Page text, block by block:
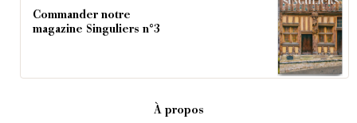
Commander notre
magazine Singuliers n°3
À propos